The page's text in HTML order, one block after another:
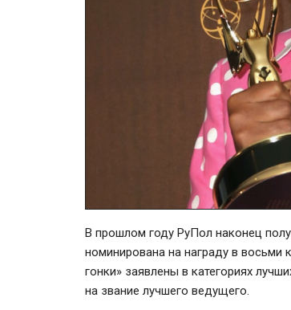
В прошлом году РуПол наконец
номинирована на награду в восьми
гонки» заявлены в категориях
на звание лучшего ведущего.